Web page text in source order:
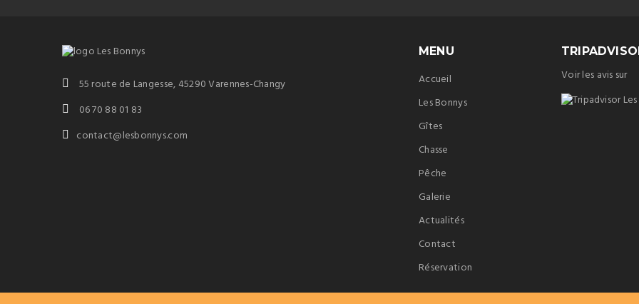
55 route de Langesse, 45290 Varennes-Changy
06 70 88 01 83
contact@lesbonnys.com
MENU
Accueil
Les Bonnys
Gîtes
Chasse
Pêche
Galerie
Actualités
Contact
Réservation
Voir les avis sur